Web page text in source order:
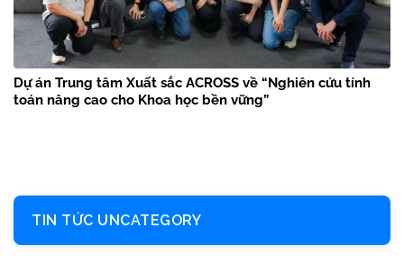
Dự án Trung tâm Xuất sắc ACROSS về “Nghiên cứu tính
toán nâng cao cho Khoa học bền vững”
TIN TỨC UNCATEGORY